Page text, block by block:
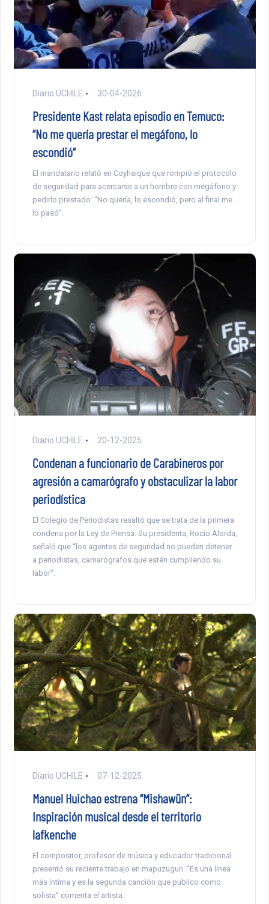
Diario UCHILE 30-04-2026
Presidente Kast relata episodio en Temuco:
“No me quería prestar el megáfono, lo
escondió”
El mandatario relató en Coyhaique que rompió el protocolo
de seguridad para acercarse a un hombre con megáfono y
pedirlo prestado: “No quería, lo escondió, pero al final me
lo pasó”.
Diario UCHILE 20-12-2025
Condenan a funcionario de Carabineros por
agresión a camarógrafo y obstaculizar la labor
periodística
El Colegio de Periodistas resaltó que se trata de la primera
condena por la Ley de Prensa. Su presidenta, Rocío Alorda,
señaló que “los agentes de seguridad no pueden detener
a periodistas, camarógrafos que estén cumpliendo su
labor”.
Diario UCHILE 07-12-2025
Manuel Huichao estrena “Mishawün”:
Inspiración musical desde el territorio
lafkenche
El compositor, profesor de música y educador tradicional
presentó su reciente trabajo en mapuzugun. “Es una línea
más íntima y es la segunda canción que publico como
solista” comenta el artista.